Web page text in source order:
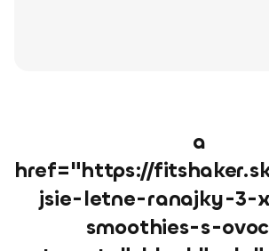
a
href="https://
jsie-letne-ranajky-3-
smoothies-s-